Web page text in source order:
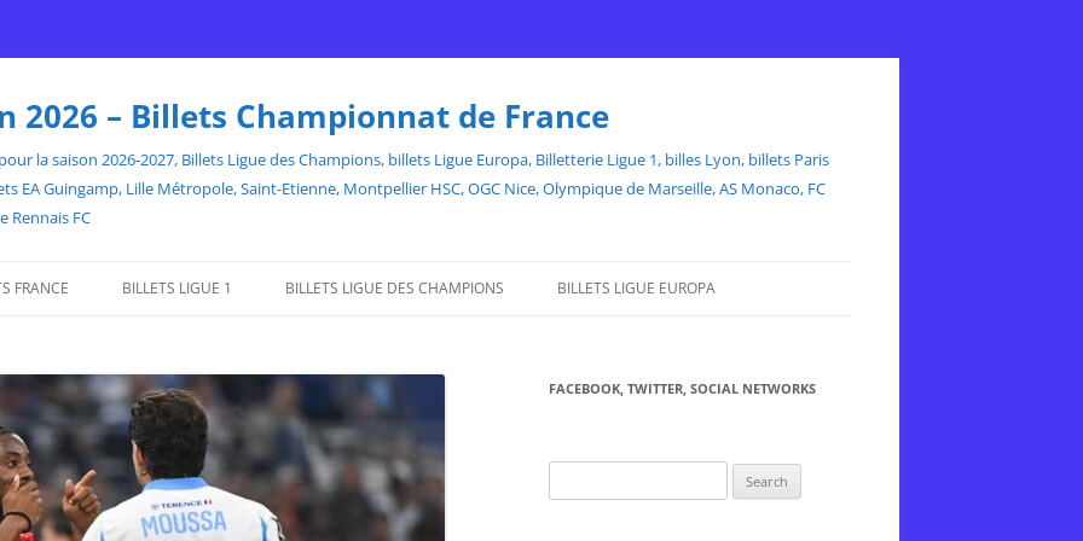
2026 – Billets Championnat de France
la saison 2026-2027, Billets Ligue des Champions, billets Ligue Europa, Billetterie Ligue 1, billes Lyon, billets Paris
EA Guingamp, Lille Métropole, Saint-Etienne, Montpellier HSC, OGC Nice, Olympique de Marseille, AS Monaco, FC
Rennais FC
FRANCE BILLETS LIGUE 1 BILLETS LIGUE DES CHAMPIONS BILLETS LIGUE EUROPA
FACEBOOK, TWITTER, SOCIAL NETWORKS
for: